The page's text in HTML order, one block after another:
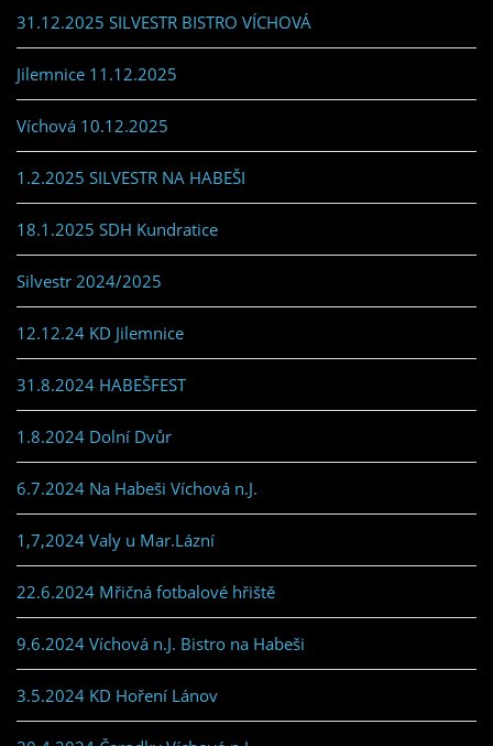
31.12.2025 SILVESTR BISTRO VÍCHOVÁ
Jilemnice 11.12.2025
Víchová 10.12.2025
1.2.2025 SILVESTR NA HABEŠI
18.1.2025 SDH Kundratice
Silvestr 2024/2025
12.12.24 KD Jilemnice
31.8.2024 HABEŠFEST
1.8.2024 Dolní Dvůr
6.7.2024 Na Habeši Víchová n.J.
1,7,2024 Valy u Mar.Lázní
22.6.2024 Mřičná fotbalové hřiště
9.6.2024 Víchová n.J. Bistro na Habeši
3.5.2024 KD Hoření Lánov